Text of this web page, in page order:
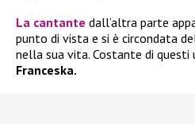
La cantante dall’altra parte
punto di vista e si è circondata
nella sua vita. Costante di questi
Franceska.